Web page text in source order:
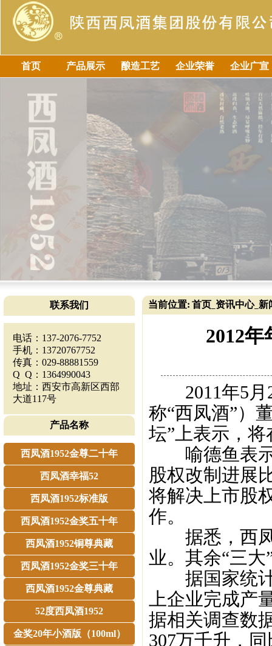
首页 产品展示 酿造工艺 企业荣誉 企业广宣
联系我们
电话：137-2076-7752
手机：13720767752
传真：029-88881559
Q Q：1364990043
地址：西安市高新区西部
大道117号
产品名称
西凤酒1952金尊二十年
西凤酒幸福52
西凤酒1952标准版
西凤酒1952金奖五十年
西凤酒1952铜尊典藏
西凤酒1952金奖三十年
西凤酒1952金尊典藏
52度西凤酒1952
金奖20年小酒版（100ml）
当前位置: 首页 资讯中心_ 新
2012
2011年5月
称“西凤酒”）
坛”上表示，
喻德鱼表示
股权改制进展
将解决上市股
作。
据悉，西凤
业。其余“三
据国家统计
上企业完成产
据相关调查数
307万千升，